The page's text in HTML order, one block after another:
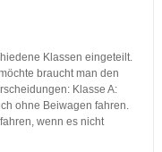
Klassen eingeteilt.
braucht man den
Klasse A:
ohne Beiwagen fahren.
wenn es nicht